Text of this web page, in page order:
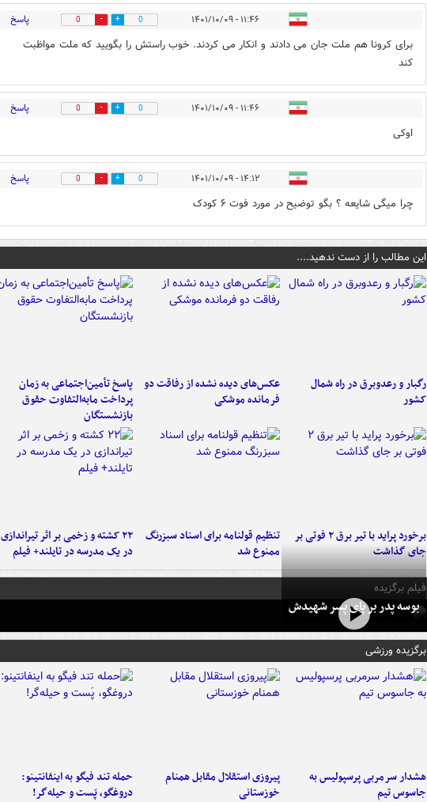
۱۱:۴۶ - ۱۴۰۱/۱۰/۰۹ 0
0 پاسخ
برای کرونا هم ملت جان می دادند و انکار می کردند. خوب راستش را بگویید که ملت مواظبت
کند
۱۱:۴۶ - ۱۴۰۱/۱۰/۰۹ 0
0 پاسخ
اوکی
۱۴:۱۲ - ۱۴۰۱/۱۰/۰۹ 0
0 پاسخ
چرا میگی شایعه ؟ بگو توضیح در مورد فوت ۶ کودک
این مطالب را از دست ندهید....
رگبار و رعدوبرق در راه شمال
کشور
عکس‌های دیده نشده از رفاقت دو
فرمانده‌ موشکی
پاسخ تأمین‌اجتماعی به زمان
پرداخت مابه‌التفاوت حقوق
بازنشستگان
برخورد پراید با تیر برق ۲ فوتی بر
جای گذاشت
تنظیم قولنامه برای اسناد سبزرنگ
ممنوع شد
۲۲ کشته و زخمی بر اثر تیراندازی
در یک مدرسه در تایلند+ فیلم
فیلم برگزیده
بوسه‌ پدر بر پای پسر شهیدش
برگزیده ورزشی
هشدار سرمربی پرسپولیس به
جاسوس تیم
پیروزی استقلال مقابل همنام
خوزستانی
حمله تند فیگو به اینفانتینو:
دروغگو، پَست‌ و حیله‌گر!